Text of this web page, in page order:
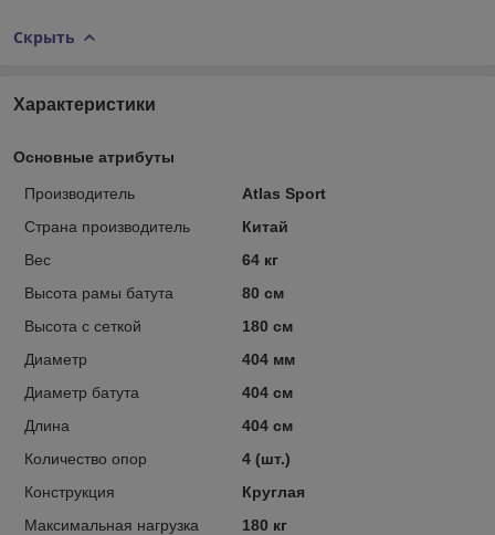
Скрыть
Характеристики
Основные атрибуты
Производитель
Atlas Sport
Страна производитель
Китай
Вес
64 кг
Высота рамы батута
80 см
Высота с сеткой
180 см
Диаметр
404 мм
Диаметр батута
404 см
Длина
404 см
Количество опор
4 (шт.)
Конструкция
Круглая
Максимальная нагрузка
180 кг